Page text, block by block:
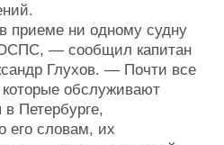
приеме ни одному судну
ОСПС, — сообщил капитан
Глухов. — Почти все
обслуживают
Петербурге,
его словам, их